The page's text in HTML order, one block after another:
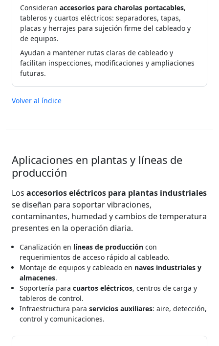
Consideran accesorios para charolas portacables,
tableros y cuartos eléctricos: separadores, tapas,
placas y herrajes para sujeción firme del cableado y
de equipos.
Ayudan a mantener rutas claras de cableado y
facilitan inspecciones, modificaciones y ampliaciones
futuras.
Volver al índice
Aplicaciones en plantas y líneas de
producción
Los accesorios eléctricos para plantas industriales
se diseñan para soportar vibraciones,
contaminantes, humedad y cambios de temperatura
presentes en la operación diaria.
Canalización en líneas de producción con
requerimientos de acceso rápido al cableado.
Montaje de equipos y cableado en naves industriales y
almacenes.
Soportería para cuartos eléctricos, centros de carga y
tableros de control.
Infraestructura para servicios auxiliares: aire, detección,
control y comunicaciones.